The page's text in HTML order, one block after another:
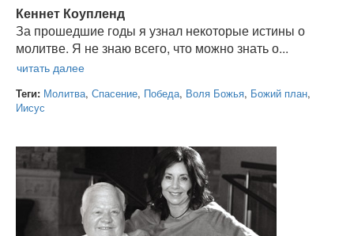
Кеннет Коупленд
За прошедшие годы я узнал некоторые истины о
молитве. Я не знаю всего, что можно знать о...
Теги: Молитва, Спасение, Победа, Воля Божья, Божий план,
Иисус